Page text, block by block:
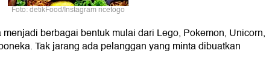
Foto: detikFood/Instagram ricetogo
berbagai bentuk mulai dari Lego, Pokemon, Unicorn,
Tak jarang ada pelanggan yang minta dibuatkan